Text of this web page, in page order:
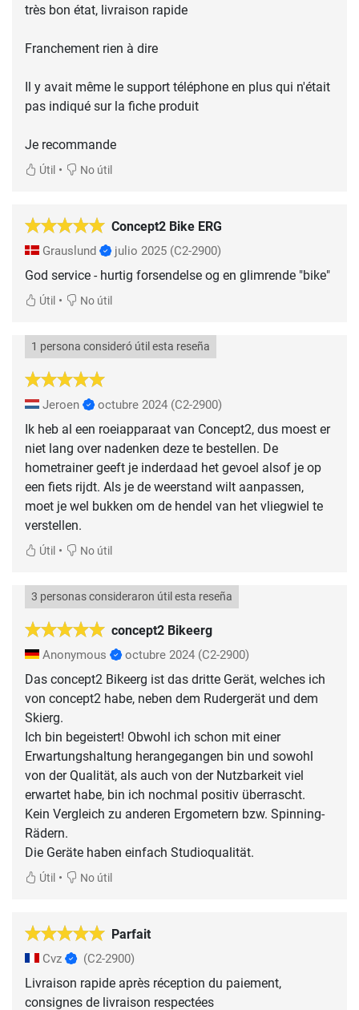
très bon état, livraison rapide
Franchement rien à dire
Il y avait même le support téléphone en plus qui n'était
pas indiqué sur la fiche produit
Je recommande
Útil • No útil
Concept2 Bike ERG
Grauslund julio 2025 (C2-2900)
God service - hurtig forsendelse og en glimrende "bike"
Útil • No útil
1 persona consideró útil esta reseña
Jeroen octubre 2024 (C2-2900)
Ik heb al een roeiapparaat van Concept2, dus moest er
niet lang over nadenken deze te bestellen. De
hometrainer geeft je inderdaad het gevoel alsof je op
een fiets rijdt. Als je de weerstand wilt aanpassen,
moet je wel bukken om de hendel van het vliegwiel te
verstellen.
Útil • No útil
concept2 Bikeerg
3 personas consideraron útil esta reseña
Anonymous octubre 2024 (C2-2900)
Das concept2 Bikeerg ist das dritte Gerät, welches ich
von concept2 habe, neben dem Rudergerät und dem
Skierg.
Ich bin begeistert! Obwohl ich schon mit einer
Erwartungshaltung herangegangen bin und sowohl
von der Qualität, als auch von der Nutzbarkeit viel
erwartet habe, bin ich nochmal positiv überrascht.
Kein Vergleich zu anderen Ergometern bzw. Spinning-
Rädern.
Útil • No útil
Parfait
Cvz (C2-2900)
Livraison rapide après réception du paiement,
consignes de livraison respectées